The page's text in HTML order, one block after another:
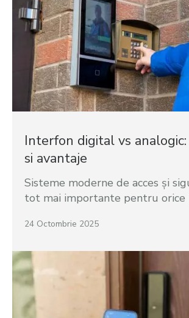
Interfon digital vs
si avantaje
Sisteme moderne de acces și
tot mai importante pentru orice
24 Octombrie 2025